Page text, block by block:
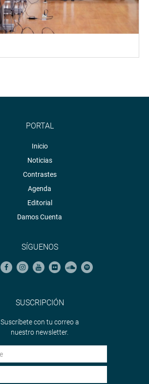
PORTAL
Inicio
Noticias
Contrastes
Agenda
Editorial
Damos Cuenta
SÍGUENOS
SUSCRIPCIÓN
Suscríbete con tu correo a
nuestro newsletter.